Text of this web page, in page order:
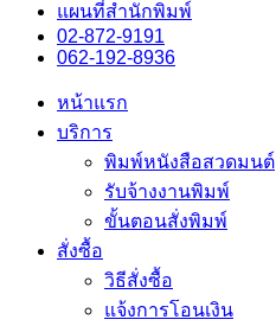
แผนที่สำนักพิมพ์
02-872-9191
062-192-8936
หน้าแรก
บริการ
พิมพ์หนังสือสวดมนต์
รับจ้างงานพิมพ์
ขั้นตอนสั่งพิมพ์
สั่งซื้อ
วิธีสั่งซื้อ
แจ้งการโอนเงิน